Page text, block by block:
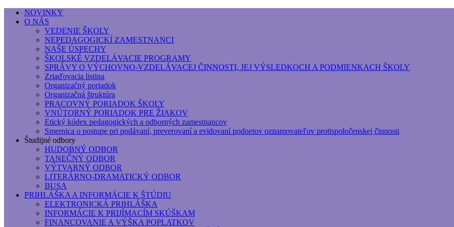
Základná umelecká škola, Hálkova
Základná umelecká škola, Hálkova 56, Bratislava - rozpočtová organizácia Hlavného mesta Slovenskej
NOVINKY
O NÁS
VEDENIE ŠKOLY
NEPEDAGOGICKÍ ZAMESTNANCI
NAŠE ÚSPECHY
ŠKOLSKÉ VZDELÁVACIE PROGRAMY
SPRÁVY O VÝCHOVNO-VZDELÁVACEJ ČINNOSTI, JEJ VÝSLEDKOCH A PODMIENKACH ŠKOLY
Zriaďovacia listina
Organizačný poriadok
Organizačná štruktúra
PRACOVNÝ PORIADOK ŠKOLY
VNÚTORNÝ PORIADOK PRE ŽIAKOV
Etický kódex pedagogických a odborných zamestnancov
Smernica o postupe pri podávaní, preverovaní a evidovaní podnetov oznamovateľov protispoločenskej činnosti
Študijné odbory
HUDOBNÝ ODBOR
TANEČNÝ ODBOR
VÝTVARNÝ ODBOR
LITERÁRNO-DRAMATICKÝ ODBOR
BUSA
PRIHLÁŠKA A INFORMÁCIE K ŠTÚDIU
ELEKTRONICKÁ PRIHLÁŠKA
INFORMÁCIE K PRIJÍMACÍM SKÚŠKAM
FINANCOVANIE A VÝŠKA POPLATKOV